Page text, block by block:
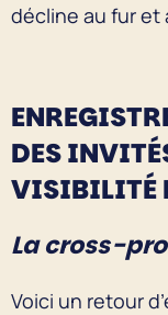
décline au fur et
DES
VISIBILITÉ
La cross-
Voici un retour